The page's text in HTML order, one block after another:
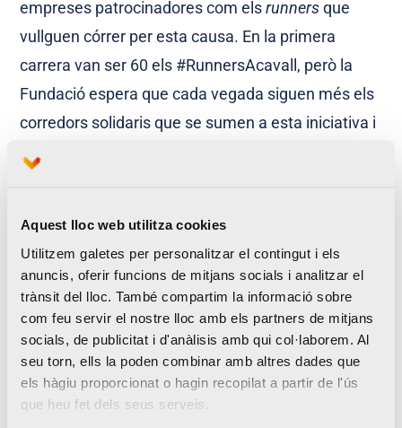
Aquest lloc web utilitza cookies
Utilitzem galetes per personalitzar el contingut i els
anuncis, oferir funcions de mitjans socials i analitzar el
trànsit del lloc. També compartim la informació sobre
com feu servir el nostre lloc amb els partners de mitjans
socials, de publicitat i d'anàlisis amb qui col·laborem. Al
seu torn, ells la poden combinar amb altres dades que
els hàgiu proporcionat o hagin recopilat a partir de l'ús
que heu fet dels seus serveis.
empreses patrocinadores com elsrunnersque
vullguen córrer per esta causa. En la primera
carrera van ser 60 els #RunnersAcavall, però la
Fundació espera que cada vegada siguen més els
corredors solidaris que se sumen a esta iniciativa i
url=»https://www.youtube.com/watch?
v=aCb8vdRUxrY» width=»640″ height=»360″
responsive=»no» autohide=»yes» rel=»no»]
Sobre la Fundació Acavall
L’Associació Acavall ha estat durant 7 anys posant
en marxa programes d’intervenció assistida amb